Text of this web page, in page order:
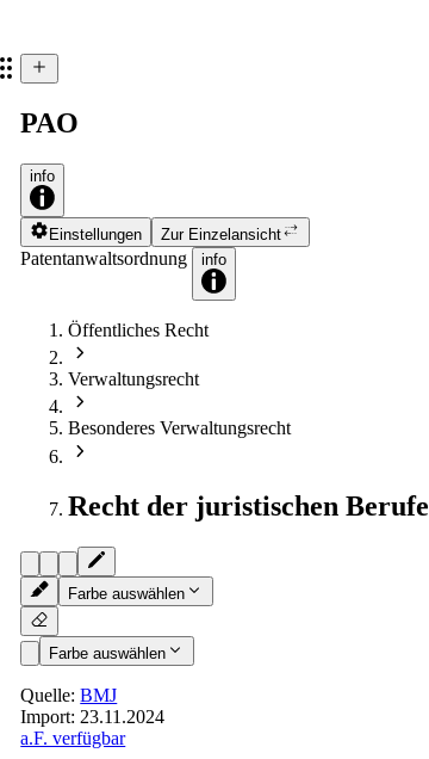
PAO
info
Einstellungen Zur Einzelansicht
Patentanwaltsordnung info
Öffentliches Recht
Verwaltungsrecht
Besonderes Verwaltungsrecht
Recht der juristischen Berufe
Farbe auswählen
Farbe auswählen
§ 68- Abteilungen des Vorstands
Quelle:BMJ
Import: 23.11.2024
a.F. verfügbar